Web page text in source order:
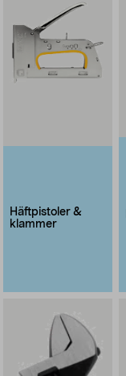
Häftpistoler &
klammer